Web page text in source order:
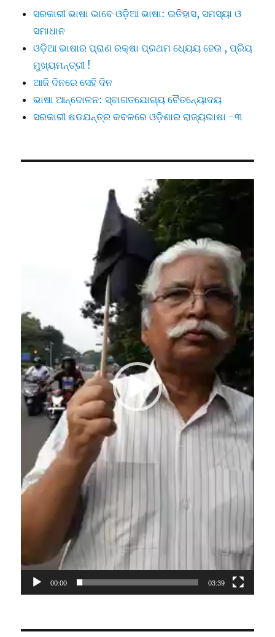
ସରକାରୀ ଭାଷା ଭାବେ ଓଡ଼ିଆ ଭାଷା: ଇତିହାସ, ସମସ୍ୟା ଓ
ସମାଧାନ
ଓଡ଼ିଆ ଭାଷାର ପ୍ରାଣ ରକ୍ଷା ପ୍ରଥମ ଧ୍ୟେୟ ହେଉ , ପ୍ରିୟ
ମୁଖ୍ୟମନ୍ତ୍ରୀ !
ଆଜି ଦିନରେ ସେହି ଦିନ
ଭାଷା ଆନ୍ଦୋଳନ: ସ୍ବାଗତଯୋଗ୍ୟ ଚୈତନ୍ୟୋଦୟ
ସରକାରୀ ଷଡଯନ୍ତ୍ର କବଳରେ ଓଡ଼ିଶାର ରାଜ୍ୟଭାଷା -୩
00:00 03:39